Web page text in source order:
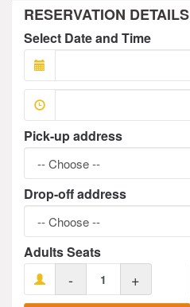
RESERVATION DETAILS
Select Date and Time
Pick-up address
Drop-off address
Adults Seats
- +